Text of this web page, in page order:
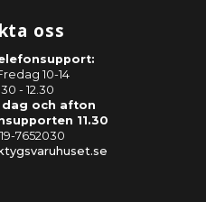
oss
10-14
- 12.30
och afton
11.30
7652030